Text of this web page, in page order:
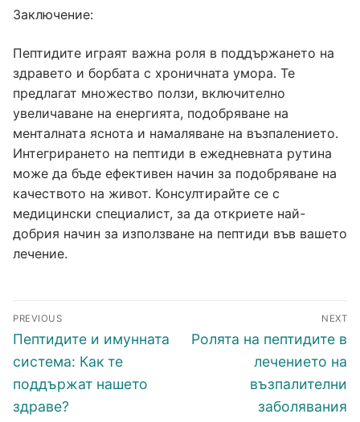
Заключение:
Пептидите играят важна роля в поддържането на
здравето и борбата с хроничната умора. Те
предлагат множество ползи, включително
увеличаване на енергията, подобряване на
менталната яснота и намаляване на възпалението.
Интегрирането на пептиди в ежедневната рутина
може да бъде ефективен начин за подобряване на
качеството на живот. Консултирайте се с
медицински специалист, за да откриете най-
добрия начин за използване на пептиди във вашето
лечение.
Post
navigation
PREVIOUS
Previous
post:
Пептидите и имунната
система: Как те
поддържат нашето
здраве?
NEXT
Next
Ролята на пептидите в
лечението на
възпалителни
заболявания